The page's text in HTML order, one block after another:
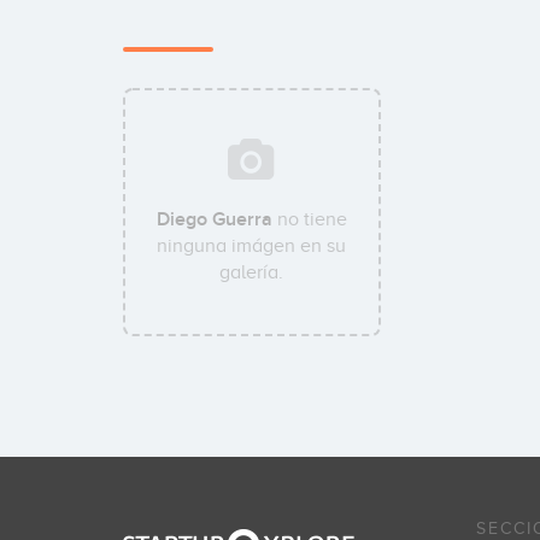
Diego Guerra no tiene
ninguna imágen en su
galería.